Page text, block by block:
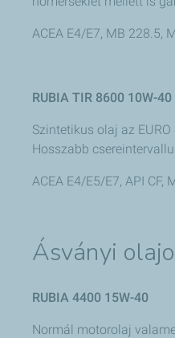
ACEA E4/E7, MB 228.5,
RUBIA TIR 8600 10W-40
Szintetikus olaj az
Hosszabb
ACEA E4/E5/E7, API CF,
Ásványi
RUBIA 4400 15W-40
Normál motorolaj